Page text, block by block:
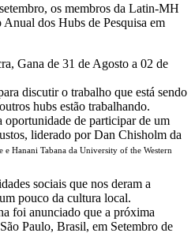
os membros da Latin-MH
dos Hubs de Pesquisa em
Gana de 31 de Agosto a 02 de
discutir o trabalho que está sendo
hubs estão trabalhando.
oportunidade de participar de um
liderado por Dan Chisholm da
e e Hanani Tabana da University of the Western
sociais que nos deram a
pouco da cultura local.
foi anunciado que a próxima
Paulo, Brasil, em Setembro de